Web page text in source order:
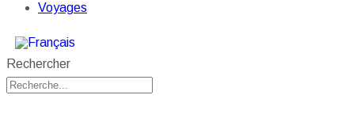
Voyages
Rechercher